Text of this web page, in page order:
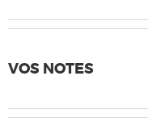
VOS NOTES